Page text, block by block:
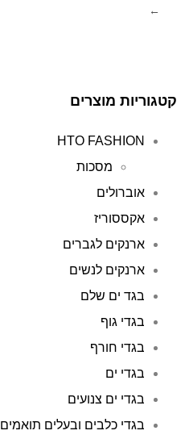
קטגוריות מוצרים
HTO FASHION
מסכות
אוברולים
אקססוריז
ארנקים לגברים
ארנקים לנשים
בגד ים שלם
בגדי גוף
בגדי חורף
בגדי ים
בגדי ים צנועים
בגדי כלבים ובעלים תואמים
←